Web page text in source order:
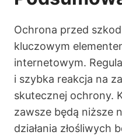
Ochrona przed
kluczowym
internetowym.
i szybka reakcja na
skutecznej ochrony.
zawsze będą niższe
działania złośliwych